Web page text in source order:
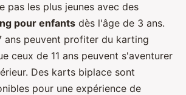
pas les plus jeunes avec des
pour enfants dès l'âge de 3 ans.
ans peuvent profiter du karting
ceux de 11 ans peuvent s'aventurer
Des karts biplace sont
pour une expérience de